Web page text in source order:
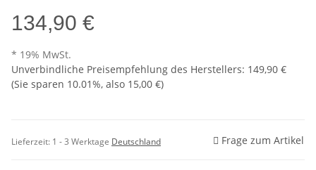
134,90 €
* 19% MwSt.
Unverbindliche Preisempfehlung des Herstellers: 149,90 €
(Sie sparen 10.01%, also 15,00 €)
Lieferzeit: 1 - 3 Werktage Deutschland Frage zum Artikel